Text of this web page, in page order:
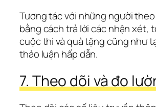
Tương tác với những người
bằng cách trả lời các nhận xét,
cuộc thi và quà tặng cũng như
thảo luận hấp dẫn.
7. Theo dõi và đo